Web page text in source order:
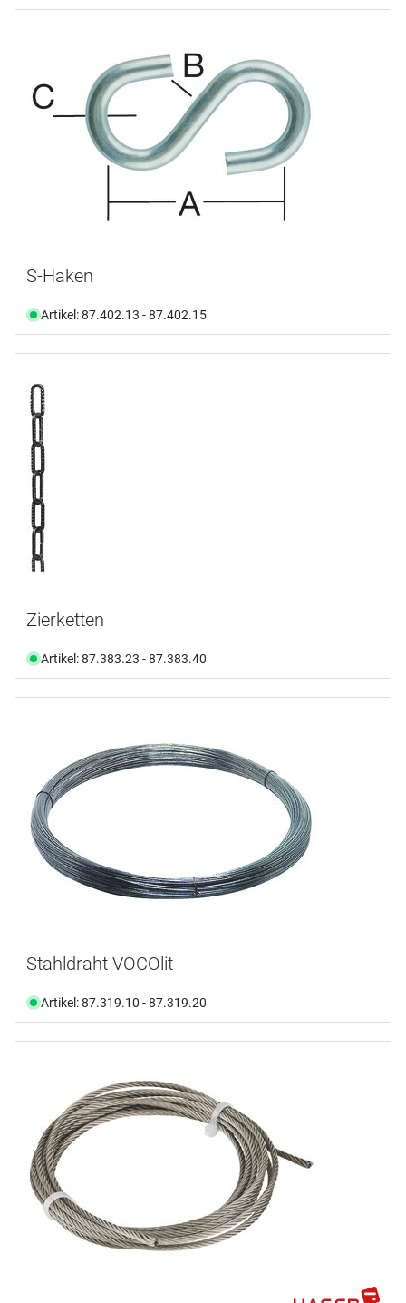
S-Haken
Artikel: 87.402.13 - 87.402.15
Zierketten
Artikel: 87.383.23 - 87.383.40
Stahldraht VOCOlit
Artikel: 87.319.10 - 87.319.20